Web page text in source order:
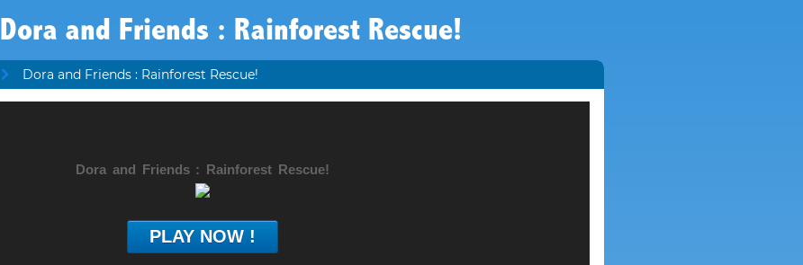
Dora and Friends : Rainforest Rescue!
Dora and Friends : Rainforest Rescue!